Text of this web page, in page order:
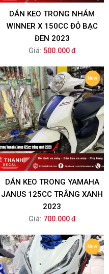
DÁN KEO TRONG NHÁM
WINNER X 150CC ĐỎ BẠC
ĐEN 2023
Giá: 500.000 đ
DÁN KEO TRONG YAMAHA
JANUS 125CC TRẮNG XANH
2023
Giá: 700.000 đ